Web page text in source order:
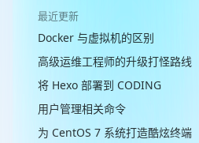
最近更新
Docker 与虚拟机的区别
高级运维工程师的升级打怪路线
将 Hexo 部署到 CODING
用户管理相关命令
为 CentOS 7 系统打造酷炫终端